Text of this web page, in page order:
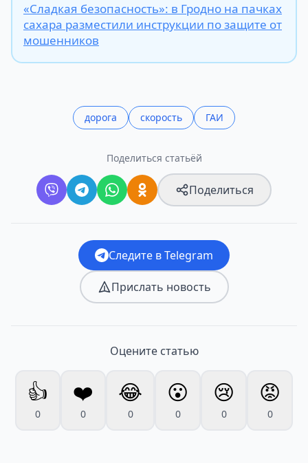
«Сладкая безопасность»: в Гродно на пачках
сахара разместили инструкции по защите от
мошенников
дорога скорость ГАИ
Поделиться статьёй
Поделиться
Следите в Telegram
Прислать новость
Оцените статью
👍
0
❤️
0
😂
0
😮
0
😢
0
😡
0